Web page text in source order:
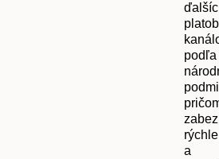
podľa
rýchle
a